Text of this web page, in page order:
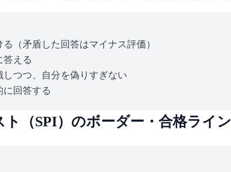
（矛盾した回答はマイナス評価）
答える
つつ、自分を偽りすぎない
に回答する
ト（SPI）のボーダー・合格ライン